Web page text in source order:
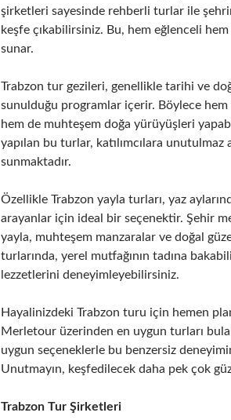
şirketleri sayesinde rehberli turlar ile
keşfe çıkabilirsiniz. Bu, hem eğlenceli
sunar.
Trabzon tur gezileri, genellikle tarihi ve
sunulduğu programlar içerir. Böylece
hem de muhteşem doğa yürüyüşleri
yapılan bu turlar, katılımcılara unutulmaz
sunmaktadır.
Özellikle Trabzon yayla turları, yaz
arayanlar için ideal bir seçenektir. Şehir
yayla, muhteşem manzaralar ve doğal
turlarında, yerel mutfağının tadına
lezzetlerini deneyimleyebilirsiniz.
Hayalinizdeki Trabzon turu için hemen
Merletour üzerinden en uygun turları
uygun seçeneklerle bu benzersiz
Unutmayın, keşfedilecek daha pek çok
Trabzon Tur Şirketleri